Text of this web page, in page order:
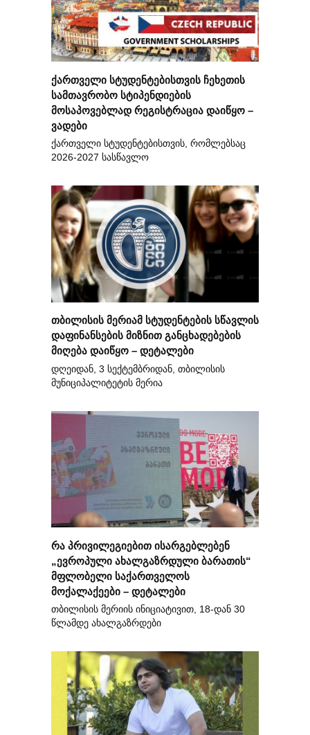
ქართველი სტუდენტებისთვის ჩეხეთის
სამთავრობო სტიპენდიების
მოსაპოვებლად რეგისტრაცია დაიწყო –
ვადები
ქართველი სტუდენტებისთვის, რომლებსაც
2026-2027 სასწავლო
თბილისის მერიამ სტუდენტების სწავლის
დაფინანსების მიზნით განცხადებების
მიღება დაიწყო – დეტალები
დღეიდან, 3 სექტემბრიდან, თბილისის
მუნიციპალიტეტის მერია
რა პრივილეგიებით ისარგებლებენ
„ევროპული ახალგაზრდული ბარათის“
მფლობელი საქართველოს
მოქალაქეები – დეტალები
თბილისის მერიის ინიციატივით, 18-დან 30
წლამდე ახალგაზრდები